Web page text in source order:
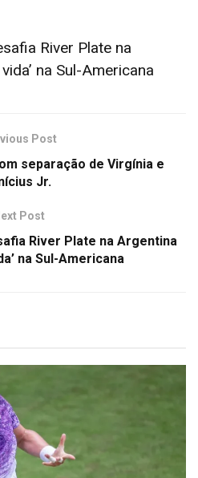
River Plate na
na Sul-Americana
Post
separação de Virgínia e
Jr.
Post
River Plate na Argentina
na Sul-Americana